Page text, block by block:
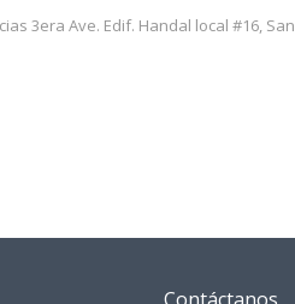
3era Ave. Edif. Handal local #16,